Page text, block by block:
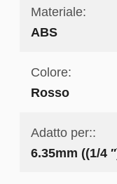
Materiale:
ABS
Colore:
Rosso
Adatto per::
6.35mm ((1/4